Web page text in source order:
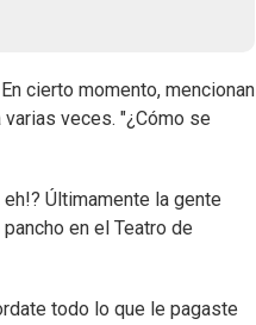
cierto momento, mencionan
veces. "¿Cómo se
Últimamente la gente
en el Teatro de
todo lo que le pagaste